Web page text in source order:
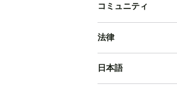
コミュニティ
法律
日本語